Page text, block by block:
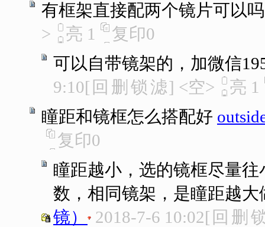
有框架直接配两个镜片可以
>
亮 1 复印0
可以自带镜架的，加微信
9:10[ 回 删 锁 滤] <空> 亮 1
瞳距和镜框怎么搭配好
复印0
瞳距越小，选的镜框尽量
数，相同镜架，是瞳距越
镜）
2018-7-6 10:02[ 回 删